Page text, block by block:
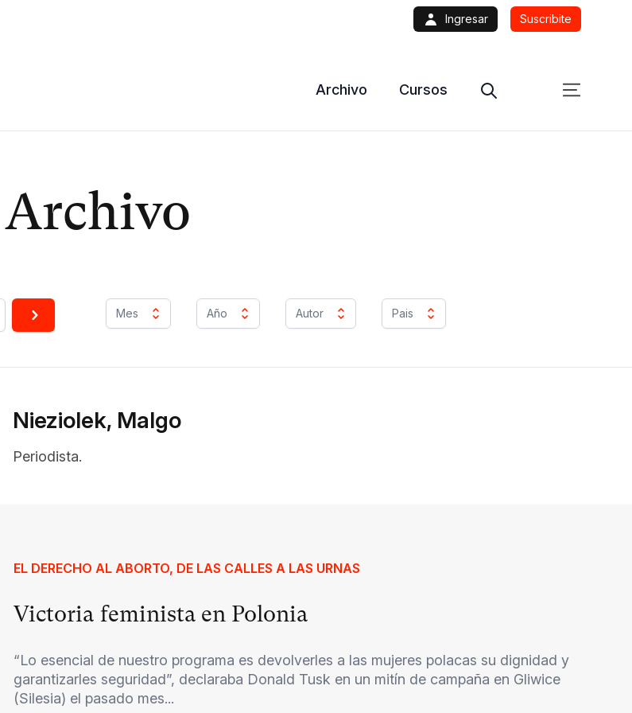
Ingresar Suscribite
Archivo Cursos
Archivo
Mes Año Autor Pais
Nieziolek, Malgo
Periodista.
EL DERECHO AL ABORTO, DE LAS CALLES A LAS URNAS
Victoria feminista en Polonia
“Lo esencial de nuestro programa es devolverles a las mujeres polacas su dignidad y
garantizarles seguridad”, declaraba Donald Tusk en un mitín de campaña en Gliwice
(Silesia) el pasado mes...